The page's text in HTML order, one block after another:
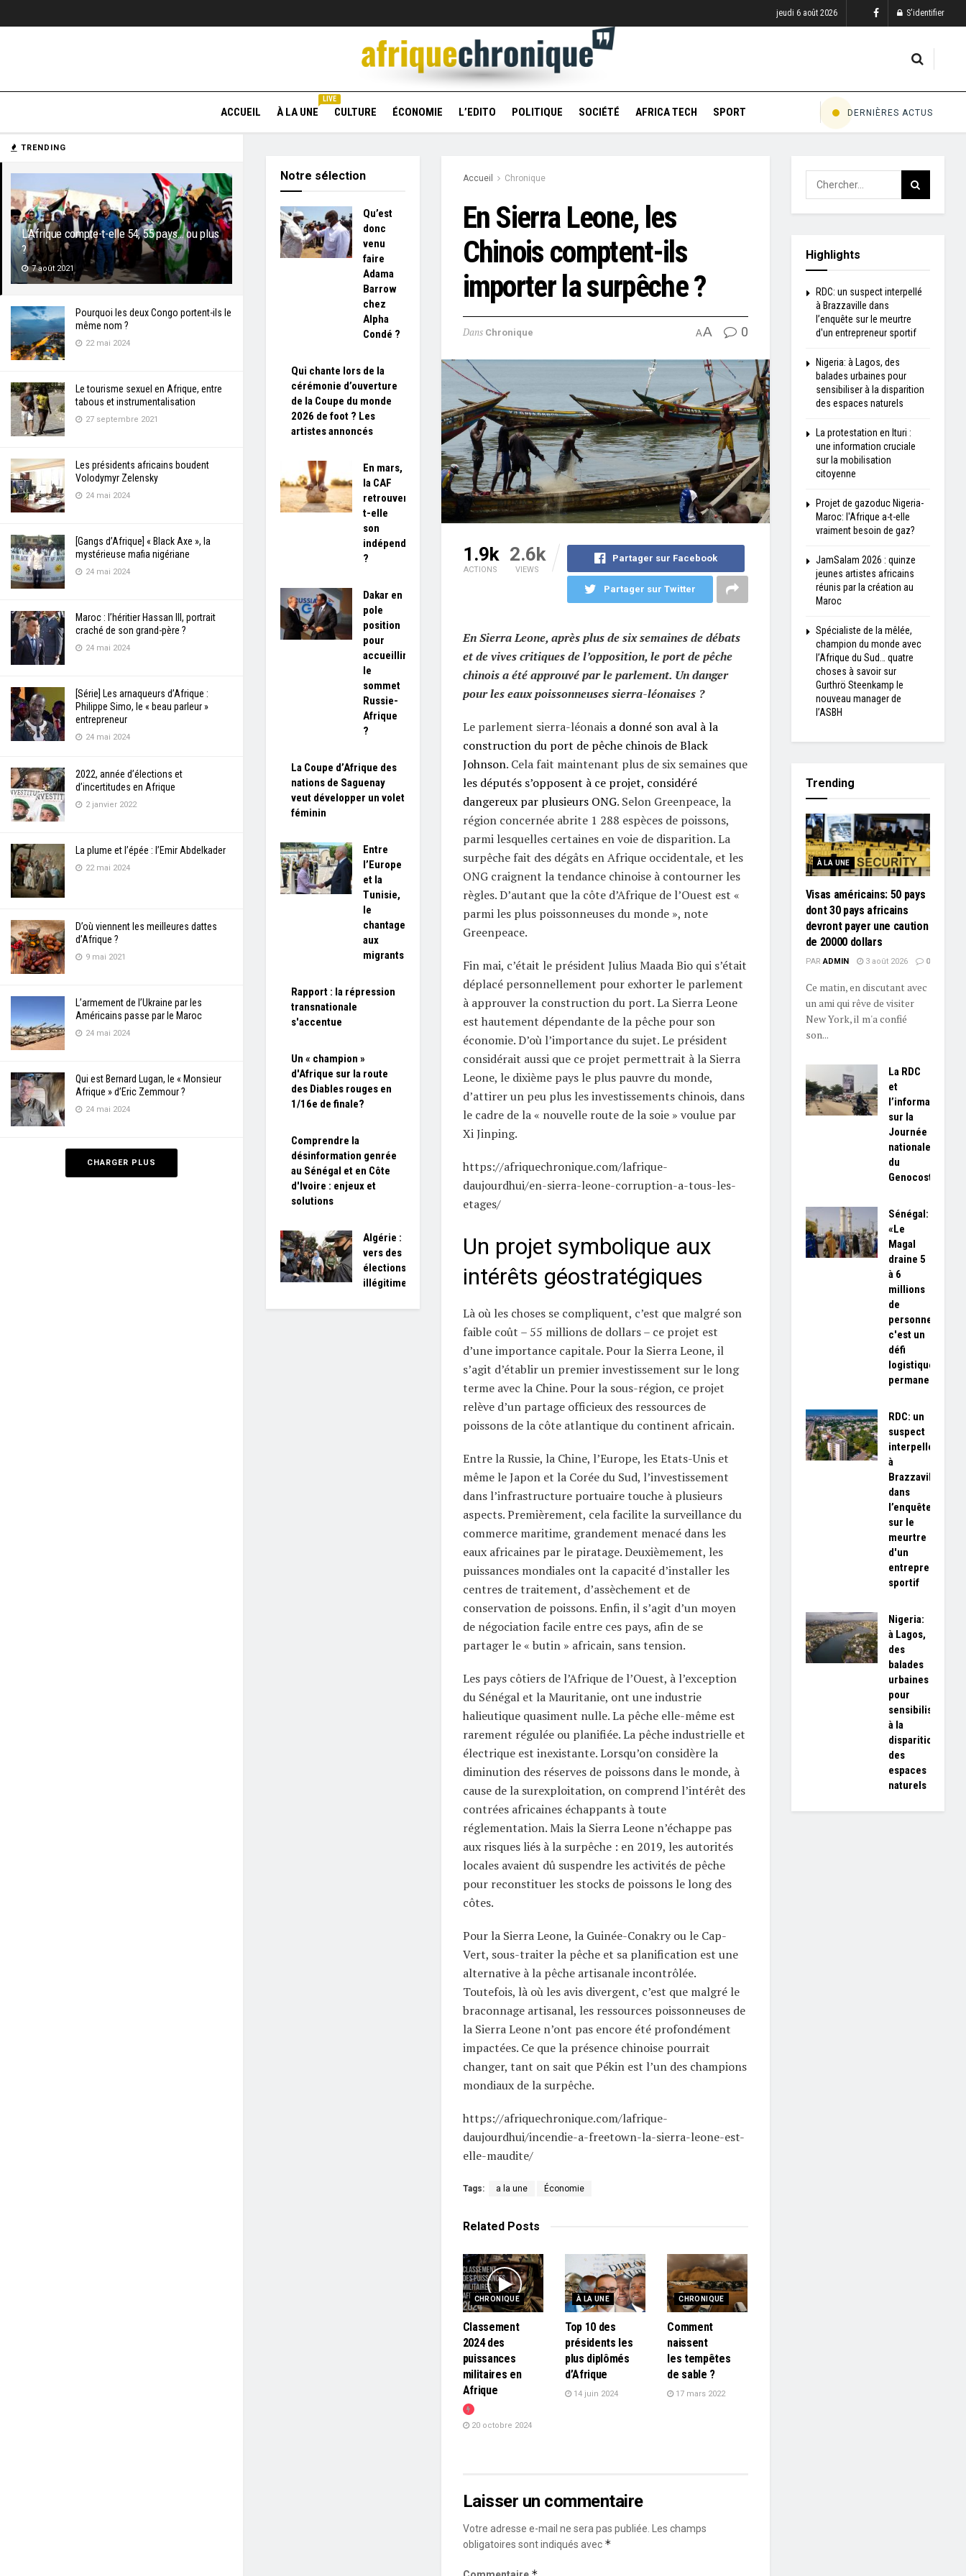
TRENDING
L’Afrique compte-t-elle 54, 55 pays… ou plus
?
7 août 2021
Pourquoi les deux Congo portent-ils le
même nom ?
22 mai 2024
Le tourisme sexuel en Afrique, entre
tabous et instrumentalisation
27 septembre 2021
Les présidents africains boudent
Volodymyr Zelensky
24 mai 2024
[Gangs d’Afrique] « Black Axe », la
mystérieuse mafia nigériane
24 mai 2024
Maroc : l’héritier Hassan III, portrait
craché de son grand-père ?
24 mai 2024
[Série] Les arnaqueurs d’Afrique :
Philippe Simo, le « beau parleur »
entrepreneur
24 mai 2024
2022, année d’élections et
d’incertitudes en Afrique
2 janvier 2022
La plume et l’épée : l’Emir Abdelkader
22 mai 2024
D’où viennent les meilleures dattes
d’Afrique ?
9 mai 2021
L’armement de l’Ukraine par les
Américains passe par le Maroc
24 mai 2024
Qui est Bernard Lugan, le « Monsieur
Afrique » d’Eric Zemmour ?
24 mai 2024
CHARGER PLUS
jeudi 6 août 2026 S'identifier
ACCUEIL À LA UNE
LIVE
CULTURE ÉCONOMIE L’EDITO POLITIQUE SOCIÉTÉ AFRICA TECH SPORT DERNIÈRES ACTUS
Accueil Chronique
En Sierra Leone, les
Chinois comptent-ils
importer la surpêche ?
Dans Chronique AA 0
1.9k
ACTIONS
2.6k
VIEWS
Partager sur Facebook
Partager sur Twitter
En Sierra Leone, après plus de six semaines de débats
et de vives critiques de l’opposition, le port de pêche
chinois a été approuvé par le parlement. Un danger
pour les eaux poissonneuses sierra-léonaises ?
Le parlement sierra-léonais a donné son aval à la
construction du port de pêche chinois de Black
Johnson. Cela fait maintenant plus de six semaines que
les députés s’opposent à ce projet, considéré
dangereux par plusieurs ONG. Selon Greenpeace, la
région concernée abrite 1 288 espèces de poissons,
parmi lesquelles certaines en voie de disparition. La
surpêche fait des dégâts en Afrique occidentale, et les
ONG craignent la tendance chinoise à contourner les
règles. D’autant que la côte d’Afrique de l’Ouest est «
parmi les plus poissonneuses du monde », note
Greenpeace.
Fin mai, c’était le président Julius Maada Bio qui s’était
déplacé personnellement pour exhorter le parlement
à approuver la construction du port. La Sierra Leone
est hautement dépendante de la pêche pour son
économie. D’où l’importance du sujet. Le président
considérait aussi que ce projet permettrait à la Sierra
Leone, le dixième pays le plus pauvre du monde,
d’attirer un peu plus les investissements chinois, dans
le cadre de la « nouvelle route de la soie » voulue par
Xi Jinping.
https://afriquechronique.com/lafrique-
daujourdhui/en-sierra-leone-corruption-a-tous-les-
etages/
Un projet symbolique aux
intérêts géostratégiques
Là où les choses se compliquent, c’est que malgré son
faible coût – 55 millions de dollars – ce projet est
d’une importance capitale. Pour la Sierra Leone, il
s’agit d’établir un premier investissement sur le long
terme avec la Chine. Pour la sous-région, ce projet
relève d’un partage officieux des ressources de
poissons de la côte atlantique du continent africain.
Entre la Russie, la Chine, l’Europe, les Etats-Unis et
même le Japon et la Corée du Sud, l’investissement
dans l’infrastructure portuaire touche à plusieurs
aspects. Premièrement, cela facilite la surveillance du
commerce maritime, grandement menacé dans les
eaux africaines par le piratage. Deuxièmement, les
puissances mondiales ont la capacité d’installer les
centres de traitement, d’assèchement et de
conservation de poissons. Enfin, il s’agit d’un moyen
de négociation facile entre ces pays, afin de se
partager le « butin » africain, sans tension.
Les pays côtiers de l’Afrique de l’Ouest, à l’exception
du Sénégal et la Mauritanie, ont une industrie
halieutique quasiment nulle. La pêche elle-même est
rarement régulée ou planifiée. La pêche industrielle et
électrique est inexistante. Lorsqu’on considère la
diminution des réserves de poissons dans le monde, à
cause de la surexploitation, on comprend l’intérêt des
contrées africaines échappants à toute
réglementation. Mais la Sierra Leone n’échappe pas
aux risques liés à la surpêche : en 2019, les autorités
locales avaient dû suspendre les activités de pêche
pour reconstituer les stocks de poissons le long des
côtes.
Pour la Sierra Leone, la Guinée-Conakry ou le Cap-
Vert, sous-traiter la pêche et sa planification est une
alternative à la pêche artisanale incontrôlée.
Toutefois, là où les avis divergent, c’est que malgré le
braconnage artisanal, les ressources poissonneuses de
la Sierra Leone n’ont pas encore été profondément
impactées. Ce que la présence chinoise pourrait
changer, tant on sait que Pékin est l’un des champions
mondiaux de la surpêche.
https://afriquechronique.com/lafrique-
daujourdhui/incendie-a-freetown-la-sierra-leone-est-
elle-maudite/
Tags: a la une Économie
Related Posts
CHRONIQUE
Classement
2024 des
puissances
militaires en
Afrique
20 octobre 2024
À LA UNE
Top 10 des
présidents les
plus diplômés
d’Afrique
14 juin 2024
CHRONIQUE
Comment
naissent
les tempêtes
de sable ?
17 mars 2022
Laisser un commentaire
Votre adresse e-mail ne sera pas publiée.
Les champs
obligatoires sont indiqués avec *
Notre sélection
Qu’est
donc
venu
faire
Adama
Barrow
chez
Alpha
Condé ?
Qui chante lors de la
cérémonie d’ouverture
de la Coupe du monde
2026 de foot ? Les
artistes annoncés
En mars,
la CAF
retrouvera-
t-elle
son
indépendance
?
Dakar en
pole
position
pour
accueillir
le
sommet
Russie-
Afrique
?
La Coupe d’Afrique des
nations de Saguenay
veut développer un volet
féminin
Entre
l’Europe
et la
Tunisie,
le
chantage
aux
migrants
Rapport : la répression
transnationale
s'accentue
Un « champion »
d'Afrique sur la route
des Diables rouges en
1/16e de finale?
Comprendre la
désinformation genrée
au Sénégal et en Côte
d'Ivoire : enjeux et
solutions
Algérie :
vers des
élections
illégitimes ?
Highlights
RDC: un suspect interpellé
à Brazzaville dans
l’enquête sur le meurtre
d'un entrepreneur sportif
Nigeria: à Lagos, des
balades urbaines pour
sensibiliser à la disparition
des espaces naturels
La protestation en Ituri :
une information cruciale
sur la mobilisation
citoyenne
Projet de gazoduc Nigeria-
Maroc: l'Afrique a-t-elle
vraiment besoin de gaz?
JamSalam 2026 : quinze
jeunes artistes africains
réunis par la création au
Maroc
Spécialiste de la mêlée,
champion du monde avec
l’Afrique du Sud… quatre
choses à savoir sur
Gurthrö Steenkamp le
nouveau manager de
l’ASBH
Trending
À LA UNE
Visas américains: 50 pays
dont 30 pays africains
devront payer une caution
de 20000 dollars
PAR ADMIN 3 août 2026 0
Ce matin, en discutant avec
un ami qui rêve de visiter
New York, il m'a confié
son...
La RDC
et
l’information
sur la
Journée
nationale
du
Genocost
Sénégal:
«Le
Magal
draine 5
à 6
millions
de
personnes,
c'est un
défi
logistique
permanent»
RDC: un
suspect
interpellé
à
Brazzaville
dans
l’enquête
sur le
meurtre
d'un
entrepreneur
sportif
Nigeria:
à Lagos,
des
balades
urbaines
pour
sensibiliser
à la
disparition
des
espaces
naturels